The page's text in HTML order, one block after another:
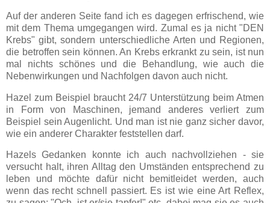
Auf der anderen Seite fand ich es dagegen erfrischend, wie
mit dem Thema umgegangen wird. Zumal es ja nicht "DEN
Krebs" gibt, sondern unterschiedliche Arten und Regionen,
die betroffen sein können. An Krebs erkrankt zu sein, ist nun
mal nichts schönes und die Behandlung, wie auch die
Nebenwirkungen und Nachfolgen davon auch nicht.
Hazel zum Beispiel braucht 24/7 Unterstützung beim Atmen
in Form von Maschinen, jemand anderes verliert zum
Beispiel sein Augenlicht. Und man ist nie ganz sicher davor,
wie ein anderer Charakter feststellen darf.
Hazels Gedanken konnte ich auch nachvollziehen - sie
versucht halt, ihren Alltag den Umständen entsprechend zu
leben und möchte dafür nicht bemitleidet werden, auch
wenn das recht schnell passiert. Es ist wie eine Art Reflex,